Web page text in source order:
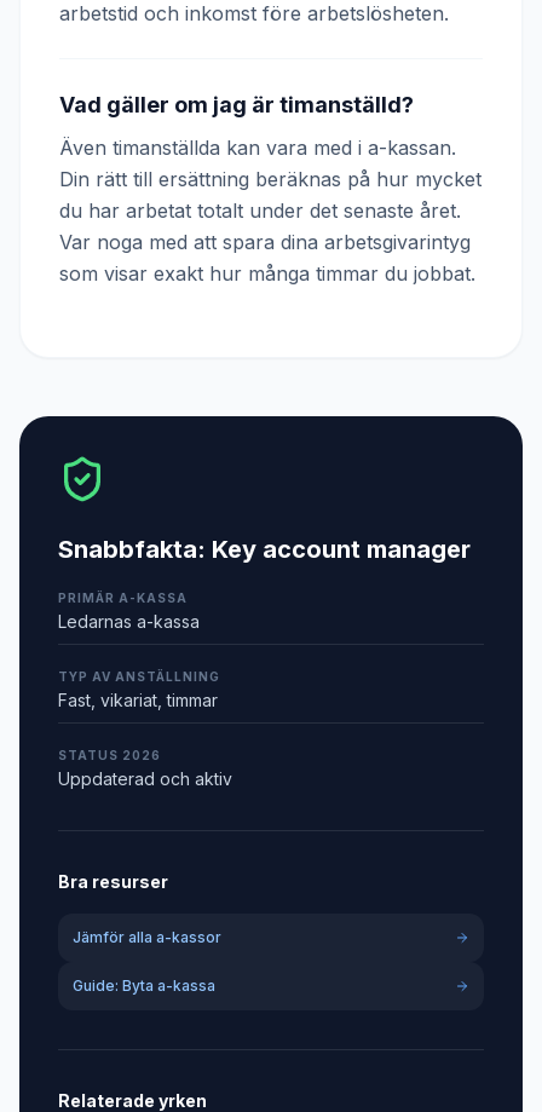
arbetstid och inkomst före arbetslösheten.
Vad gäller om jag är timanställd?
Även timanställda kan vara med i a-kassan.
Din rätt till ersättning beräknas på hur mycket
du har arbetat totalt under det senaste året.
Var noga med att spara dina arbetsgivarintyg
som visar exakt hur många timmar du jobbat.
Snabbfakta: Key account manager
PRIMÄR A-KASSA
Ledarnas a-kassa
TYP AV ANSTÄLLNING
Fast, vikariat, timmar
STATUS 2026
Uppdaterad och aktiv
Bra resurser
Jämför alla a-kassor
Guide: Byta a-kassa
Relaterade yrken